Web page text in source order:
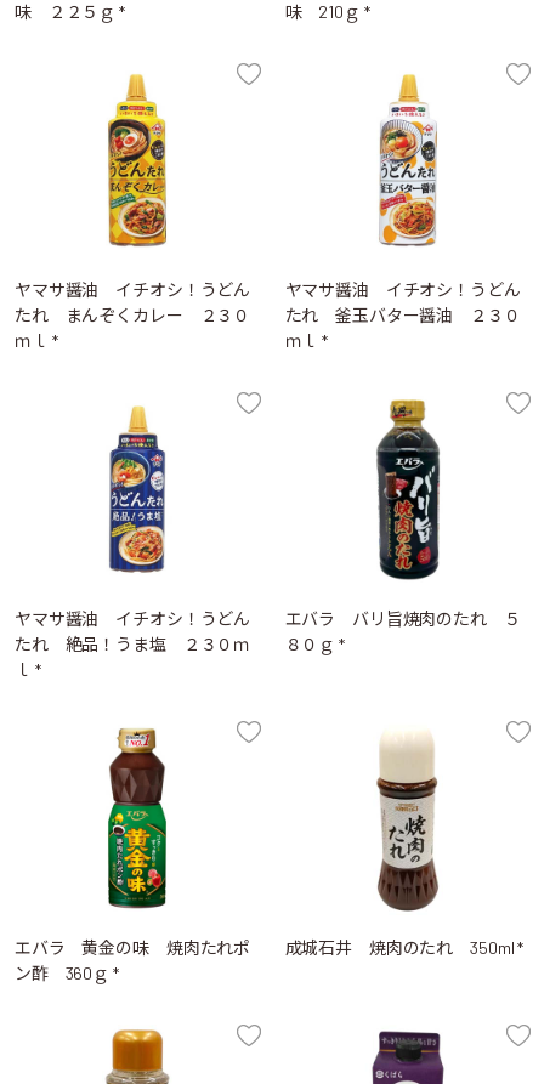
味 ２２５ｇ *
味 210ｇ *
ヤマサ醤油 イチオシ！うどん
たれ まんぞくカレー ２３０
ｍｌ *
ヤマサ醤油 イチオシ！うどん
たれ 釜玉バター醤油 ２３０
ｍｌ *
ヤマサ醤油 イチオシ！うどん
たれ 絶品！うま塩 ２３０ｍ
ｌ *
エバラ バリ旨焼肉のたれ ５
８０ｇ *
エバラ 黄金の味 焼肉たれポ
ン酢 360ｇ *
成城石井 焼肉のたれ 350ml *